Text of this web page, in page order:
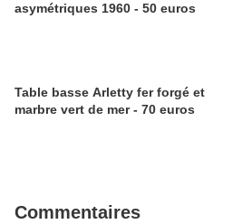
asymétriques 1960 - 50 euros
Table basse Arletty fer forgé et
marbre vert de mer - 70 euros
Commentaires